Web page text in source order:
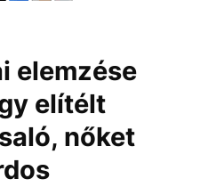
elemzése
elítélt
nőket